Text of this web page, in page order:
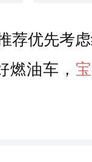
荐优先考
燃油车，